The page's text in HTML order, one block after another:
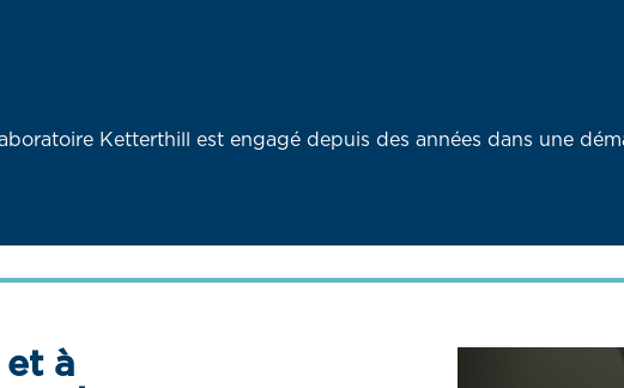
Ketterthill est engagé depuis des années dans une
et à